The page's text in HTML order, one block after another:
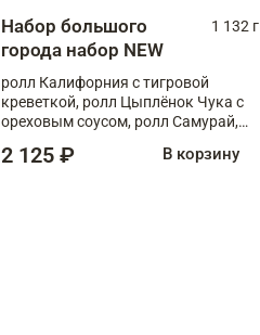
Набор большого
города набор NEW
1 132 г
ролл Калифорния с тигровой
креветкой, ролл Цыплёнок Чука с
ореховым соусом, ролл Самурай,
ролл с крабом
2 125 ₽ В корзину